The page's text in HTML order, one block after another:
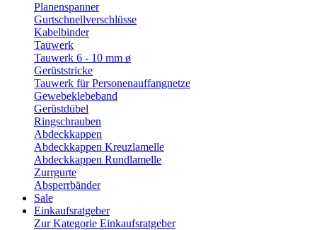
Planenspanner
Gurtschnellverschlüsse
Kabelbinder
Tauwerk
Tauwerk 6 - 10 mm ø
Gerüststricke
Tauwerk für Personenauffangnetze
Gewebeklebeband
Gerüstdübel
Ringschrauben
Abdeckkappen
Abdeckkappen Kreuzlamelle
Abdeckkappen Rundlamelle
Zurrgurte
Absperrbänder
Sale
Einkaufsratgeber
Zur Kategorie Einkaufsratgeber